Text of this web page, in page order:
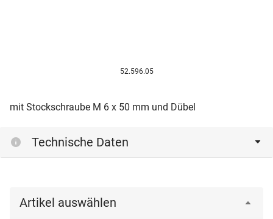
52.596.05
mit Stockschraube M 6 x 50 mm und Dübel
Technische Daten
Artikel auswählen